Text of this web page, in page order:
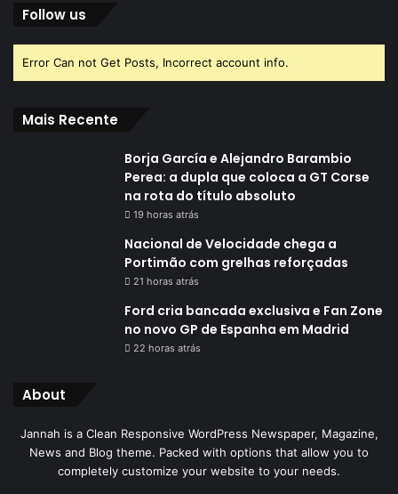
Follow us
Error Can not Get Posts, Incorrect account info.
Mais Recente
Borja García e Alejandro Barambio
Perea: a dupla que coloca a GT Corse
na rota do título absoluto
19 horas atrás
Nacional de Velocidade chega a
Portimão com grelhas reforçadas
21 horas atrás
Ford cria bancada exclusiva e Fan Zone
no novo GP de Espanha em Madrid
22 horas atrás
About
Jannah is a Clean Responsive WordPress Newspaper, Magazine,
News and Blog theme. Packed with options that allow you to
completely customize your website to your needs.